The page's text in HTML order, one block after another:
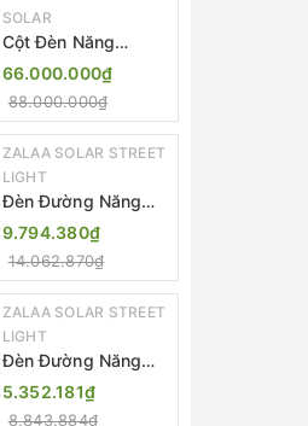
SOLAR
Cột Đèn Năng
Lượng Mặt Trời Dọc
Thông Minh ZSR-
YYDS-360 | ZALAA
Jsc
66.000.000₫
88.000.000₫
ZALAA SOLAR STREET
LIGHT
Đèn Đường Năng
Lượng Mặt Trời
Thông Minh Điều
Khiển MPPT ZL-
GMX01 ZALAA
9.794.380₫
14.062.870₫
ZALAA SOLAR STREET
LIGHT
Đèn Đường Năng
Lượng Mặt Trời
Nhôm Đúc ZALAA
5.352.181₫
8.843.884₫